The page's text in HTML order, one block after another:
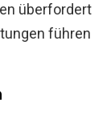
überfordert
führen